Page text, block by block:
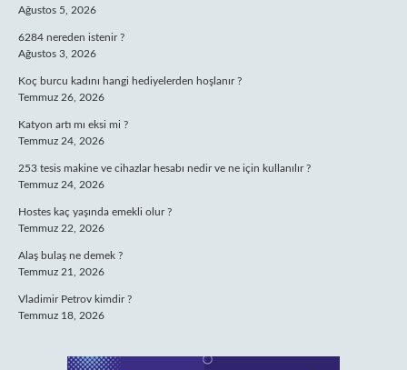
Ağustos 5, 2026
6284 nereden istenir ?
Ağustos 3, 2026
Koç burcu kadını hangi hediyelerden hoşlanır ?
Temmuz 26, 2026
Katyon artı mı eksi mi ?
Temmuz 24, 2026
253 tesis makine ve cihazlar hesabı nedir ve ne için kullanılır ?
Temmuz 24, 2026
Hostes kaç yaşında emekli olur ?
Temmuz 22, 2026
Alaş bulaş ne demek ?
Temmuz 21, 2026
Vladimir Petrov kimdir ?
Temmuz 18, 2026